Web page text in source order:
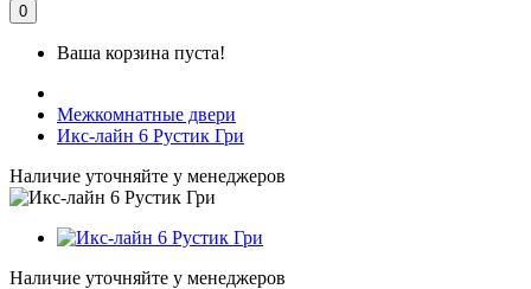
0
Ваша корзина пуста!
Межкомнатные двери
Икс-лайн 6 Рустик Гри
Наличие уточняйте у менеджеров
Наличие уточняйте у менеджеров